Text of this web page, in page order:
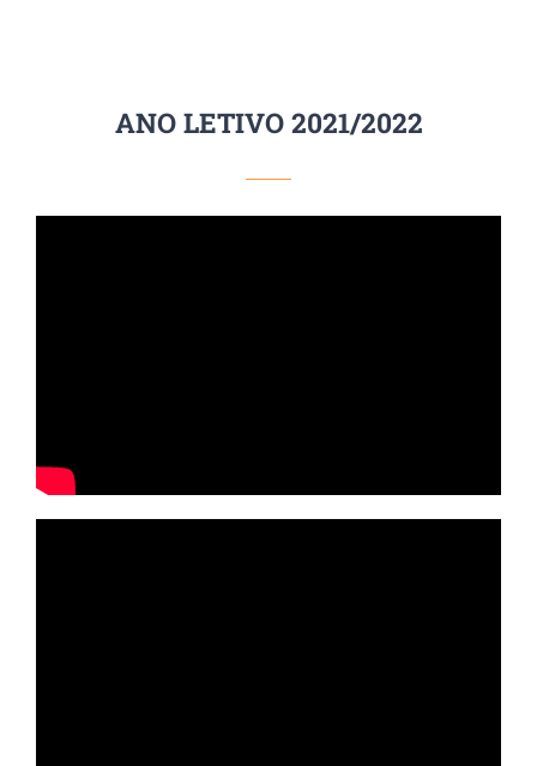
ANO LETIVO 2021/2022